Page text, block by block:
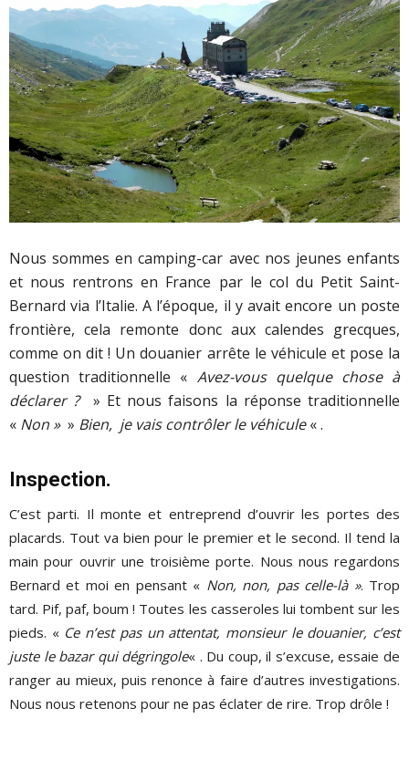
Nous sommes en camping-car avec nos jeunes enfants
et nous rentrons en France par le col du Petit Saint-
Bernard via l’Italie. A l’époque, il y avait encore un poste
frontière, cela remonte donc aux calendes grecques,
comme on dit ! Un douanier arrête le véhicule et pose la
question traditionnelle « Avez-vous quelque chose à
déclarer ?» Et nous faisons la réponse traditionnelle
« Non »» Bien, je vais contrôler le véhicule« .
Inspection.
C’est parti. Il monte et entreprend d’ouvrir les portes des
placards. Tout va bien pour le premier et le second. Il tend la
main pour ouvrir une troisième porte. Nous nous regardons
Bernard et moi en pensant « Non, non, pas celle-là ». Trop
tard. Pif, paf, boum ! Toutes les casseroles lui tombent sur les
pieds. « Ce n’est pas un attentat, monsieur le douanier, c’est
juste le bazar qui dégringole« . Du coup, il s’excuse, essaie de
ranger au mieux, puis renonce à faire d’autres investigations.
Nous nous retenons pour ne pas éclater de rire. Trop drôle !